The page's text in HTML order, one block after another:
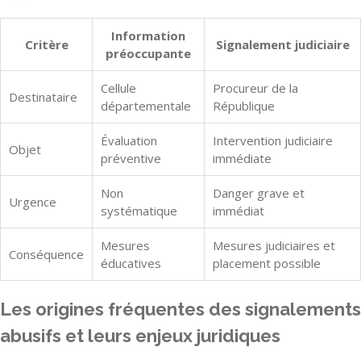
Critère
Information
préoccupante
Signalement judiciaire
Destinataire
Cellule
départementale
Procureur de la
République
Objet
Évaluation
préventive
Intervention judiciaire
immédiate
Urgence
Non
systématique
Danger grave et
immédiat
Conséquence
Mesures
éducatives
Mesures judiciaires et
placement possible
Les origines fréquentes des signalements
abusifs et leurs enjeux juridiques